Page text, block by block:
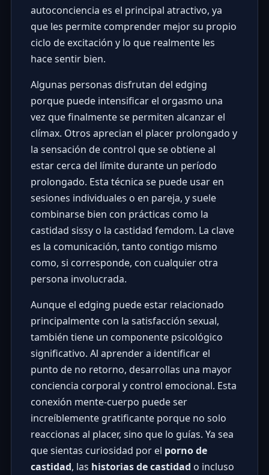
autoconciencia es el principal atractivo, ya
que les permite comprender mejor su propio
ciclo de excitación y lo que realmente les
hace sentir bien.
Algunas personas disfrutan del edging
porque puede intensificar el orgasmo una
vez que finalmente se permiten alcanzar el
clímax. Otros aprecian el placer prolongado y
la sensación de control que se obtiene al
estar cerca del límite durante un período
prolongado. Esta técnica se puede usar en
sesiones individuales o en pareja, y suele
combinarse bien con prácticas como la
castidad sissy o la castidad femdom. La clave
es la comunicación, tanto contigo mismo
como, si corresponde, con cualquier otra
persona involucrada.
Aunque el edging puede estar relacionado
principalmente con la satisfacción sexual,
también tiene un componente psicológico
significativo. Al aprender a identificar el
punto de no retorno, desarrollas una mayor
conciencia corporal y control emocional. Esta
conexión mente-cuerpo puede ser
increíblemente gratificante porque no solo
reaccionas al placer, sino que lo guías. Ya sea
que sientas curiosidad por el porno de
castidad, las historias de castidad o incluso